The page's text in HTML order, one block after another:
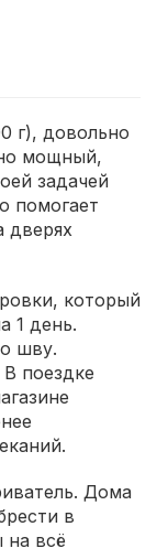
г), довольно
мощный,
задачей
помогает
дверях
который
1 день.
шву.
поездке
Дома
в
на всё